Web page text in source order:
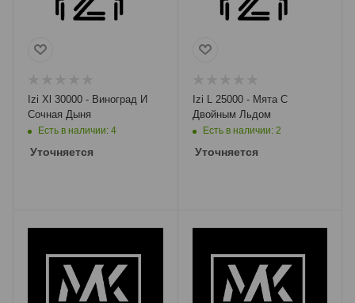
Izi Xl 30000 - Виноград И
Сочная Дыня
Есть в наличии: 4
Уточняется
Izi L 25000 - Мята С
Двойным Льдом
Есть в наличии: 2
Уточняется